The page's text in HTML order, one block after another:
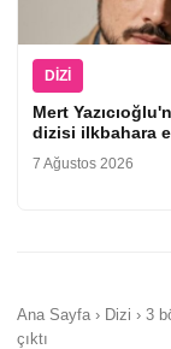
DIZI
Mert
dizisi ilkbahara
7 Ağustos 2026
Ana Sayfa › Dizi › 3
çıktı